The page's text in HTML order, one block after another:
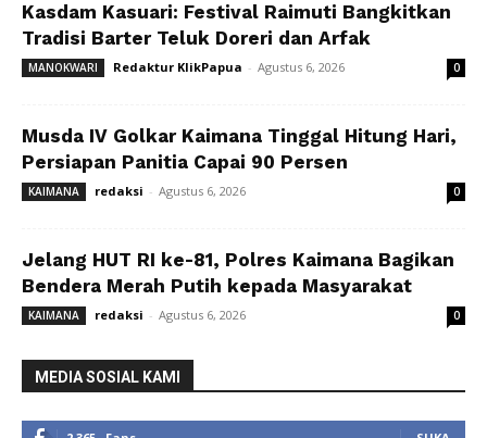
Kasdam Kasuari: Festival Raimuti Bangkitkan
Tradisi Barter Teluk Doreri dan Arfak
MANOKWARI Redaktur KlikPapua - Agustus 6, 2026 0
Musda IV Golkar Kaimana Tinggal Hitung Hari,
Persiapan Panitia Capai 90 Persen
KAIMANA redaksi - Agustus 6, 2026 0
Jelang HUT RI ke-81, Polres Kaimana Bagikan
Bendera Merah Putih kepada Masyarakat
KAIMANA redaksi - Agustus 6, 2026 0
MEDIA SOSIAL KAMI